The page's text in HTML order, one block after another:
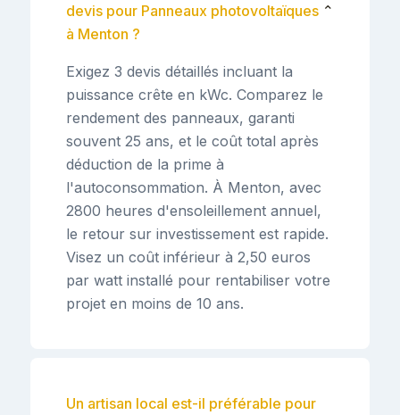
devis pour Panneaux photovoltaïques
à Menton ?
⌄
Exigez 3 devis détaillés incluant la
puissance crête en kWc. Comparez le
rendement des panneaux, garanti
souvent 25 ans, et le coût total après
déduction de la prime à
l'autoconsommation. À Menton, avec
2800 heures d'ensoleillement annuel,
le retour sur investissement est rapide.
Visez un coût inférieur à 2,50 euros
par watt installé pour rentabiliser votre
projet en moins de 10 ans.
Un artisan local est-il préférable pour